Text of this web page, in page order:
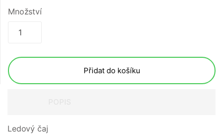
Množství
Přidat do košíku
Ledový čaj